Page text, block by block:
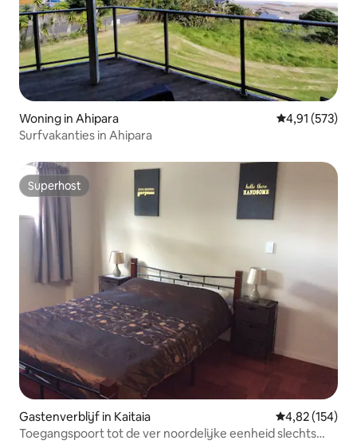
Woning in Ahipara Gemiddelde
4,91 (573)
Surfvakanties in Ahipara
Superhost
Superhost
Gastenverblijf in Kaitaia Gemiddelde
4,82 (154)
Toegangspoort tot de ver noordelijke eenheid slechts